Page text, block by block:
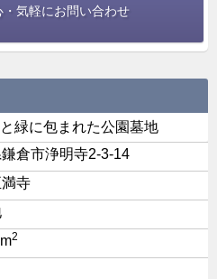
・気軽にお問い合わせ
緑に包まれた公園墓地
倉市浄明寺2-3-14
満寺
2